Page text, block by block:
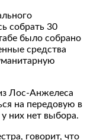
собрать 30
было собрано
средства
Лос-Анжелеса
на передовую в
них нет выбора.
говорит, что